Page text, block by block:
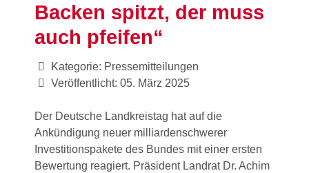
Backen spitzt, der muss
auch pfeifen“
Kategorie: Pressemitteilungen
Veröffentlicht: 05. März 2025
Der Deutsche Landkreistag hat auf die
Ankündigung neuer milliardenschwerer
Investitionspakete des Bundes mit einer ersten
Bewertung reagiert. Präsident Landrat Dr. Achim